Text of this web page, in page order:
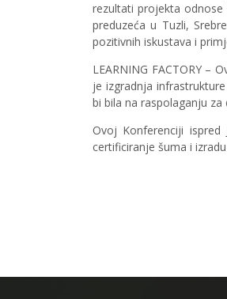
rezultati projekta
preduzeća u Tuzli,
pozitivnih iskustava i
LEARNING FACTORY –
je izgradnja
bi bila na raspolaganju
Ovoj Konferenciji ispred
certificiranje šuma i